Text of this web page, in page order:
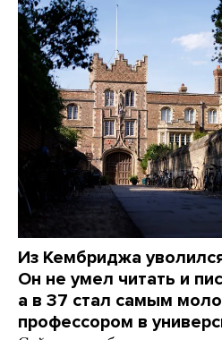
Из Кембриджа
Он не умел читать и
а в 37 стал самым
профессором в